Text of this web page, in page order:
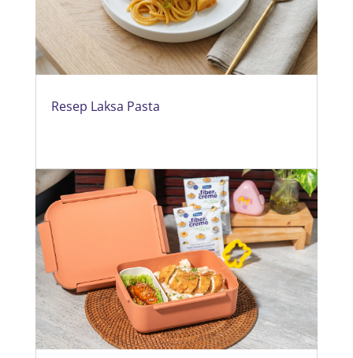
Resep Laksa Pasta